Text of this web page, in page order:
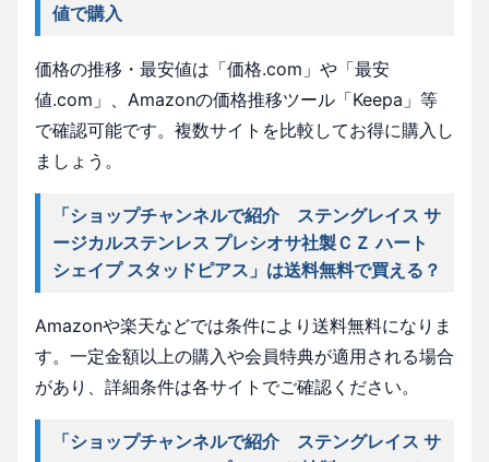
値で購入
価格の推移・最安値は「価格.com」や「最安
値.com」、Amazonの価格推移ツール「Keepa」等
で確認可能です。複数サイトを比較してお得に購入し
ましょう。
「ショップチャンネルで紹介 ステングレイス サ
ージカルステンレス プレシオサ社製ＣＺ ハート
シェイプ スタッドピアス」は送料無料で買える？
Amazonや楽天などでは条件により送料無料になりま
す。一定金額以上の購入や会員特典が適用される場合
があり、詳細条件は各サイトでご確認ください。
「ショップチャンネルで紹介 ステングレイス サ